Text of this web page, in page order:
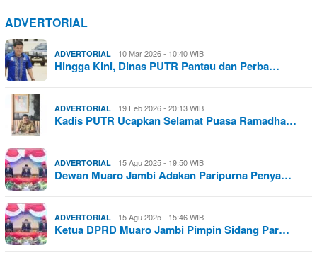
ADVERTORIAL
ADVERTORIAL 10 Mar 2026 - 10:40 WIB
Hingga Kini, Dinas PUTR Pantau dan Perba…
ADVERTORIAL 19 Feb 2026 - 20:13 WIB
Kadis PUTR Ucapkan Selamat Puasa Ramadha…
ADVERTORIAL 15 Agu 2025 - 19:50 WIB
Dewan Muaro Jambi Adakan Paripurna Penya…
ADVERTORIAL 15 Agu 2025 - 15:46 WIB
Ketua DPRD Muaro Jambi Pimpin Sidang Par…